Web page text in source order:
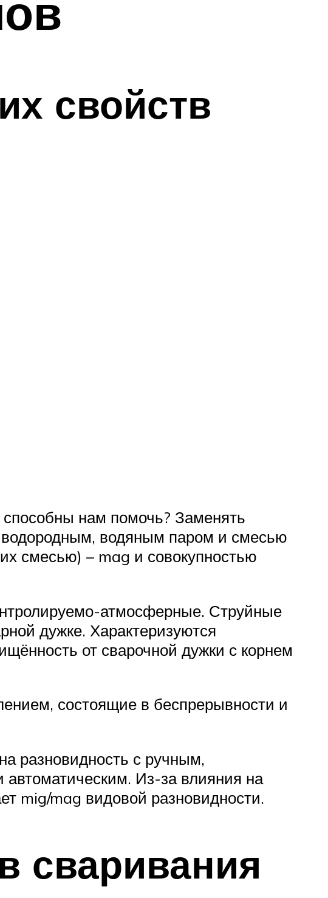
свойств
нам помочь? Заменять
водяным паром и смесью
смесью) – mag и совокупностью
атмосферные. Струйные
дужке. Характеризуются
от сварочной дужки с корнем
состоящие в беспрерывности и
разновидность с ручным,
Из-за влияния на
mig/mag видовой разновидности.
сваривания